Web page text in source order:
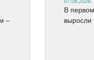
–
В
выросли